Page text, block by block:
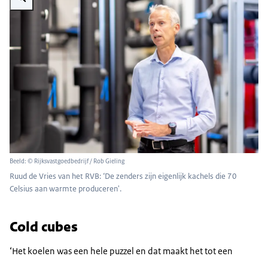
Beeld: © Rijksvastgoedbedrijf / Rob Gieling
Ruud de Vries van het RVB: ‘De zenders zijn eigenlijk kachels die 70
Celsius aan warmte produceren'.
Cold cubes
‘Het koelen was een hele puzzel en dat maakt het tot een